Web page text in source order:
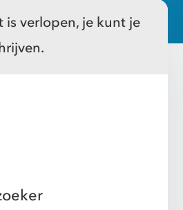
is verlopen, je kunt je